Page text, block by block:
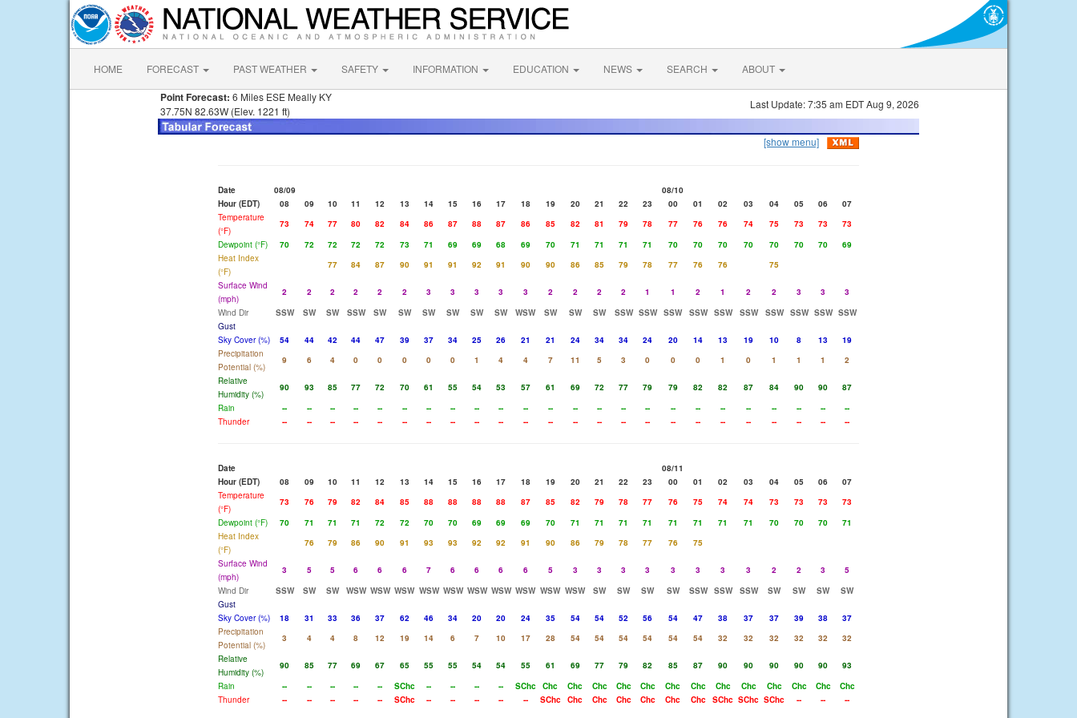
HOME FORECAST PAST WEATHER SAFETY INFORMATION EDUCATION NEWS SEARCH ABOUT
Point Forecast: 6 Miles ESE Meally KY
37.75N 82.63W (Elev. 1221 ft)
Last Update: 7:35 am EDT Aug 9, 2026
[show menu]
Date 08/09
08/10
Hour (EDT)
08 09 10 11 12 13 14 15 16 17 18 19 20 21 22 23 00 01 02 03 04 05 06
07
Temperature
(°F)
73 74 77 80 82 84 86 87 88 87 86 85 82 81 79 78 77 76 76 74 75 73 73
73
Dewpoint (°F)
70 72 72 72 72 73 71 69 69 68 69 70 71 71 71 71 70 70 70 70 70 70 70
69
Heat Index
(°F)
77 84 87 90 91 91 92 91 90 90 86 85 79 78 77 76 76
75
Surface Wind
(mph)
2 2 2 2 2 2 3 3 3 3 3 2 2 2 2 1 1 2 1 2 2 3 3
3
Wind Dir
SSW SW SW SSW SW SW SW SW SW SW WSW SW SW SW SSW SSW SSW SSW SSW SSW SSW SSW SSW SSW
Gust
Sky Cover (%)
54 44 42 44 47 39 37 34 25 26 21 21 24 34 34 24 20 14 13 19 10 8 13
19
Precipitation
Potential (%)
9 6 4 0 0 0 0 0 1 4 4 7 11 5 3 0 0 0 1 0 1 1 1
2
Relative
Humidity (%)
90 93 85 77 72 70 61 55 54 53 57 61 69 72 77 79 79 82 82 87 84 90 90
87
Rain
-- -- -- -- -- -- -- -- -- -- -- -- -- -- -- -- -- -- -- -- -- -- --
--
Thunder
-- -- -- -- -- -- -- -- -- -- -- -- -- -- -- -- -- -- -- -- -- -- -- --
Date
08/11
Hour (EDT)
08 09 10 11 12 13 14 15 16 17 18 19 20 21 22 23 00 01 02 03 04 05 06
07
Temperature
(°F)
73 76 79 82 84 85 88 88 88 88 87 85 82 79 78 77 76 75 74 74 73 73 73
73
Dewpoint (°F)
70 71 71 71 72 72 70 70 69 69 69 70 71 71 71 71 71 71 71 71 70 70 70
71
Heat Index
(°F)
76 79 86 90 91 93 93 92 92 91 90 86 79 78 77 76
75
Surface Wind
(mph)
3 5 5 6 6 6 7 6 6 6 6 5 3 3 3 3 3 3 3 3 2 2 3
5
Wind Dir
SSW SW SW WSW WSW WSW WSW WSW WSW WSW WSW WSW WSW SW SW SW SW SSW SSW SSW SW SW SW
SW
Gust
Sky Cover (%)
18 31 33 36 37 62 46 34 20 20 24 35 54 54 52 56 54 47 38 37 37 39 38
37
Precipitation
Potential (%)
3 4 4 8 12 19 14 6 7 10 17 28 54 54 54 54 54 54 32 32 32 32 32
32
Relative
Humidity (%)
90 85 77 69 67 65 55 55 54 54 55 61 69 77 79 82 85 87 90 90 90 90 90
93
Rain
-- -- -- -- -- SChc -- -- -- -- SChc Chc Chc Chc Chc Chc Chc Chc Chc Chc Chc Chc Chc
Chc
Thunder
-- -- -- -- -- SChc -- -- -- -- -- SChc Chc Chc Chc Chc Chc Chc SChc SChc SChc -- -- --